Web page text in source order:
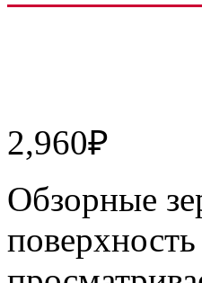
2,960₽
Обзорные